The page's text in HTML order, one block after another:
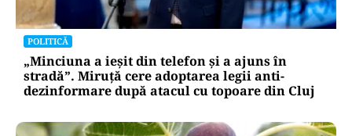
POLITICĂ
„Minciuna a ieșit din telefon și a ajuns în
stradă”. Miruță cere adoptarea legii anti-
dezinformare după atacul cu topoare din Cluj